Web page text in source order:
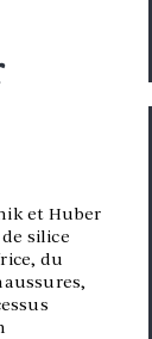
et Huber
silice
du